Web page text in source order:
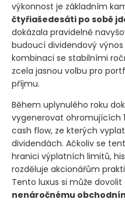
výkonnost je základním
čtyřiašedesáti po sobě
dokázala pravidelně
budoucí dividendový
kombinaci se stabilními
zcela jasnou volbu pro
příjmu.
Během uplynulého roku
vygenerovat ohromujících
cash flow, ze kterých
dividendách. Ačkoliv se
hranici výplatních limitů,
rozděluje akcionářům
Tento luxus si může
nenáročnému